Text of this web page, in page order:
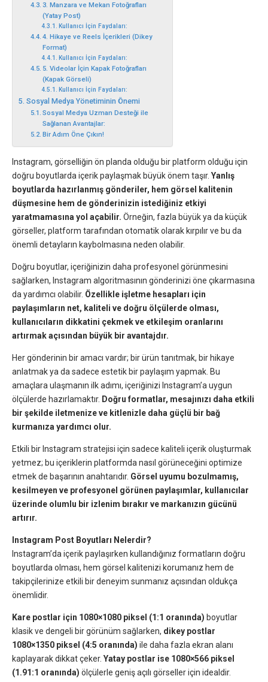
3. Manzara ve Mekan Fotoğrafları
(Yatay Post)
Kullanıcı İçin Faydaları:
4. Hikaye ve Reels İçerikleri (Dikey
Format)
Kullanıcı İçin Faydaları:
5. Videolar İçin Kapak Fotoğrafları
(Kapak Görseli)
Kullanıcı İçin Faydaları:
Sosyal Medya Yönetiminin Önemi
Sosyal Medya Uzman Desteği ile
Sağlanan Avantajlar:
Bir Adım Öne Çıkın!
Instagram, görselliğin ön planda olduğu bir platform olduğu için
doğru boyutlarda içerik paylaşmak büyük önem taşır. Yanlış
boyutlarda hazırlanmış gönderiler, hem görsel kalitenin
düşmesine hem de gönderinizin istediğiniz etkiyi
yaratmamasına yol açabilir. Örneğin, fazla büyük ya da küçük
görseller, platform tarafından otomatik olarak kırpılır ve bu da
önemli detayların kaybolmasına neden olabilir.
Doğru boyutlar, içeriğinizin daha profesyonel görünmesini
sağlarken, Instagram algoritmasının gönderinizi öne çıkarmasına
da yardımcı olabilir. Özellikle işletme hesapları için
paylaşımların net, kaliteli ve doğru ölçülerde olması,
kullanıcıların dikkatini çekmek ve etkileşim oranlarını
artırmak açısından büyük bir avantajdır.
Her gönderinin bir amacı vardır; bir ürün tanıtmak, bir hikaye
anlatmak ya da sadece estetik bir paylaşım yapmak. Bu
amaçlara ulaşmanın ilk adımı, içeriğinizi Instagram’a uygun
ölçülerde hazırlamaktır. Doğru formatlar, mesajınızı daha etkili
bir şekilde iletmenize ve kitlenizle daha güçlü bir bağ
kurmanıza yardımcı olur.
Etkili bir Instagram stratejisi için sadece kaliteli içerik oluşturmak
yetmez; bu içeriklerin platformda nasıl görüneceğini optimize
etmek de başarının anahtarıdır. Görsel uyumu bozulmamış,
kesilmeyen ve profesyonel görünen paylaşımlar, kullanıcılar
üzerinde olumlu bir izlenim bırakır ve markanızın gücünü
artırır.
Instagram Post Boyutları Nelerdir?
Instagram’da içerik paylaşırken kullandığınız formatların doğru
boyutlarda olması, hem görsel kalitenizi korumanız hem de
takipçilerinize etkili bir deneyim sunmanız açısından oldukça
önemlidir.
Kare postlar için 1080×1080 piksel (1:1 oranında) boyutlar
klasik ve dengeli bir görünüm sağlarken, dikey postlar
1080×1350 piksel (4:5 oranında) ile daha fazla ekran alanı
kaplayarak dikkat çeker. Yatay postlar ise 1080×566 piksel
(1.91:1 oranında) ölçülerle geniş açılı görseller için idealdir.